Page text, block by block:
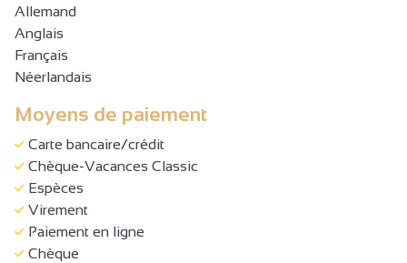
Allemand
Anglais
Français
Néerlandais
Moyens de paiement
Carte bancaire/crédit
Chèque-Vacances Classic
Espèces
Virement
Paiement en ligne
Chèque